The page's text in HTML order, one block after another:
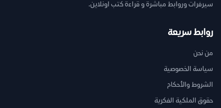
سيرفرات وروابط مباشرة و قراءة كتب اونلاين.
روابط سريعة
من نحن
سياسة الخصوصية
الشروط والأحكام
حقوق الملكية الفكرية